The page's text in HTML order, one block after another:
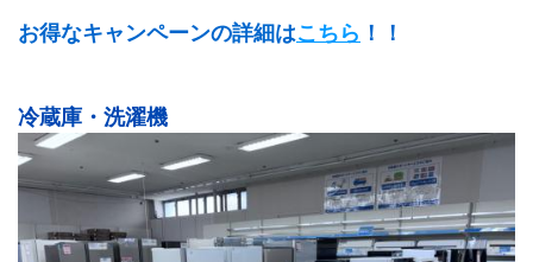
お得なキャンペーンの詳細はこちら ！！
冷蔵庫・洗濯機